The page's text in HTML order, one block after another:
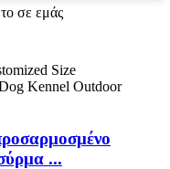
σε εμάς
...